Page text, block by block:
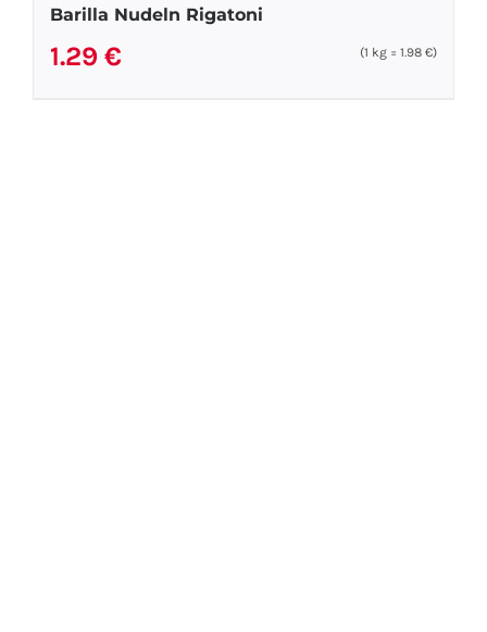
Barilla Nudeln Rigatoni
1.29 € (1 kg =1.98€)